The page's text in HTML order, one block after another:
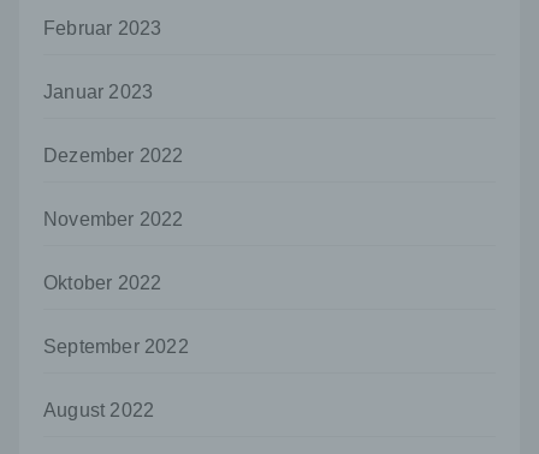
Februar 2023
Januar 2023
Dezember 2022
November 2022
Oktober 2022
September 2022
August 2022
Mitgliedstaaten möglicherweise
personenbezogene Daten erhalten, gelten
Person, Behörde, Einrichtung oder andere
Verantwortlichen, dem Auftragsverarbeiter
Verantwortlichen oder des
Einwilligung ist jede von der betroffenen